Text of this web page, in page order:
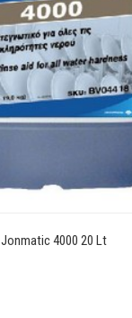
Jonmatic 4000 20 Lt